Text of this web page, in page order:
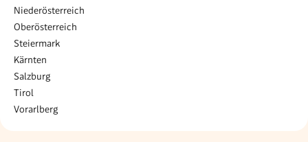
Niederösterreich
Oberösterreich
Steiermark
Kärnten
Salzburg
Tirol
Vorarlberg